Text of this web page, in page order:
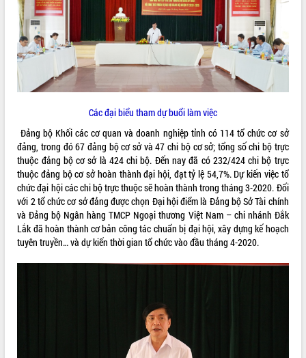
VĂN BẢN HĐND TỈNH
ĐIỂM TIN VĂN BẢN
QUY HOẠCH - KẾ HOẠCH
Các đại biểu tham dự buổi làm việc
Đảng bộ Khối các cơ quan và doanh nghiệp tỉnh có 114 tổ chức cơ sở
đảng, trong đó 67 đảng bộ cơ sở và 47 chi bộ cơ sở; tổng số chi bộ trực
thuộc đảng bộ cơ sở là 424 chi bộ. Đến nay đã có 232/424 chi bộ trực
thuộc đảng bộ cơ sở hoàn thành đại hội, đạt tỷ lệ 54,7%. Dự kiến việc tổ
chức đại hội các chi bộ trực thuộc sẽ hoàn thành trong tháng 3-2020. Đối
với 2 tổ chức cơ sở đảng được chọn Đại hội điểm là Đảng bộ Sở Tài chính
và Đảng bộ Ngân hàng TMCP Ngoại thương Việt Nam – chi nhánh Đắk
Lắk đã hoàn thành cơ bản công tác chuẩn bị đại hội, xây dựng kế hoạch
tuyên truyền… và dự kiến thời gian tổ chức vào đầu tháng 4-2020.